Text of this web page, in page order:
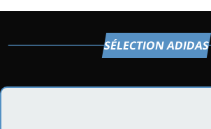
SÉLECTION ADIDAS